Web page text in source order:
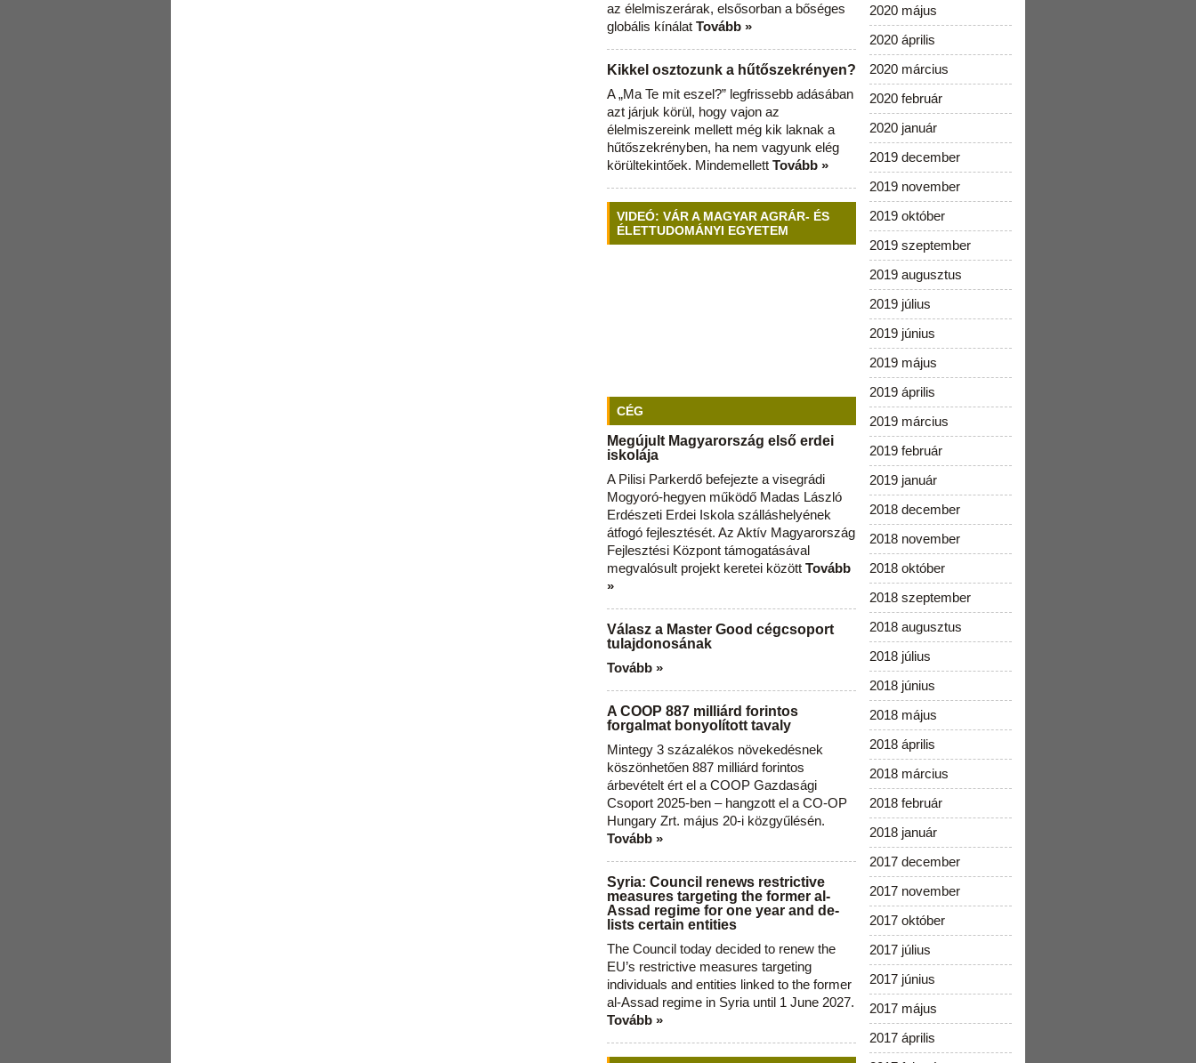
az élelmiszerárak, elsősorban a bőséges
globális kínálat Tovább »
Kikkel osztozunk a hűtőszekrényen?
A „Ma Te mit eszel?” legfrissebb adásában
azt járjuk körül, hogy vajon az
élelmiszereink mellett még kik laknak a
hűtőszekrényben, ha nem vagyunk elég
körültekintőek. Mindemellett Tovább »
VIDEÓ: VÁR A MAGYAR AGRÁR- ÉS
ÉLETTUDOMÁNYI EGYETEM
CÉG
Megújult Magyarország első erdei
iskolája
A Pilisi Parkerdő befejezte a visegrádi
Mogyoró-hegyen működő Madas László
Erdészeti Erdei Iskola szálláshelyének
átfogó fejlesztését. Az Aktív Magyarország
Fejlesztési Központ támogatásával
megvalósult projekt keretei között Tovább
»
Válasz a Master Good cégcsoport
tulajdonosának
Tovább »
A COOP 887 milliárd forintos
forgalmat bonyolított tavaly
Mintegy 3 százalékos növekedésnek
köszönhetően 887 milliárd forintos
árbevételt ért el a COOP Gazdasági
Csoport 2025-ben – hangzott el a CO-OP
Hungary Zrt. május 20-i közgyűlésén.
Tovább »
Syria: Council renews restrictive
measures targeting the former al-
Assad regime for one year and de-
lists certain entities
The Council today decided to renew the
EU’s restrictive measures targeting
individuals and entities linked to the former
al-Assad regime in Syria until 1 June 2027.
Tovább »
2020 május
2020 április
2020 március
2020 február
2020 január
2019 december
2019 november
2019 október
2019 szeptember
2019 augusztus
2019 július
2019 június
2019 május
2019 április
2019 március
2019 február
2019 január
2018 december
2018 november
2018 október
2018 szeptember
2018 augusztus
2018 július
2018 június
2018 május
2018 április
2018 március
2018 február
2018 január
2017 december
2017 november
2017 október
2017 július
2017 június
2017 május
2017 április